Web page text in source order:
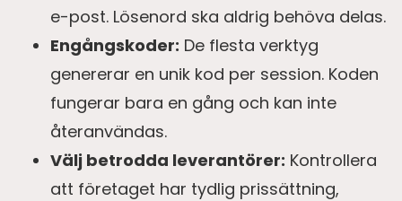
e-post. Lösenord ska aldrig behöva delas.
Engångskoder: De flesta verktyg
genererar en unik kod per session. Koden
fungerar bara en gång och kan inte
återanvändas.
Välj betrodda leverantörer: Kontrollera
att företaget har tydlig prissättning,